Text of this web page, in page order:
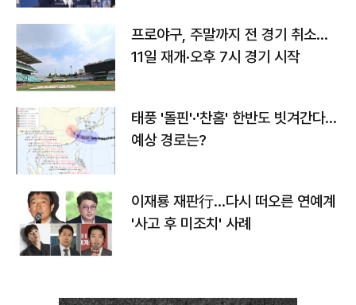
프로야구, 주말까지 전 경기 취소…
11일 재개·오후 7시 경기 시작
태풍 '돌핀'·'찬홈' 한반도 빗겨간다…
예상 경로는?
이재룡 재판行…다시 떠오른 연예계
'사고 후 미조치' 사례